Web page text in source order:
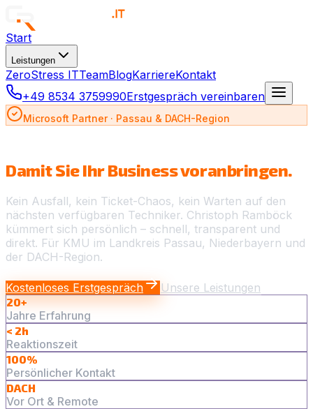
Start
Leistungen
ZeroStress ITTeamBlogKarriereKontakt
+49 8534 3759990Erstgespräch vereinbaren
Microsoft Partner · Passau & DACH-Region
Damit Sie Ihr Business voranbringen.
Kein Ausfall, kein Ticket-Chaos, kein Warten auf den
nächsten verfügbaren Techniker. Christoph Ramböck
kümmert sich persönlich – schnell, transparent und
direkt. Für KMU im Landkreis Passau, Niederbayern und
der DACH-Region.
Kostenloses Erstgespräch Unsere Leistungen
20+
Jahre Erfahrung
< 2h
Reaktionszeit
100%
Persönlicher Kontakt
DACH
Vor Ort & Remote